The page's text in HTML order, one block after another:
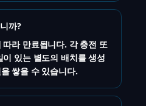
까?
라 만료됩니다. 각 충전 또
있는 별도의 배치를 생성
쌓을 수 있습니다.